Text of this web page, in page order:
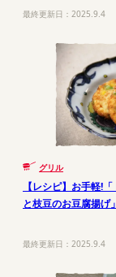
最終更新日： 2025.9.4
グリル
【レシピ】お手軽!
と枝豆のお豆腐揚げ」
最終更新日： 2025.9.4